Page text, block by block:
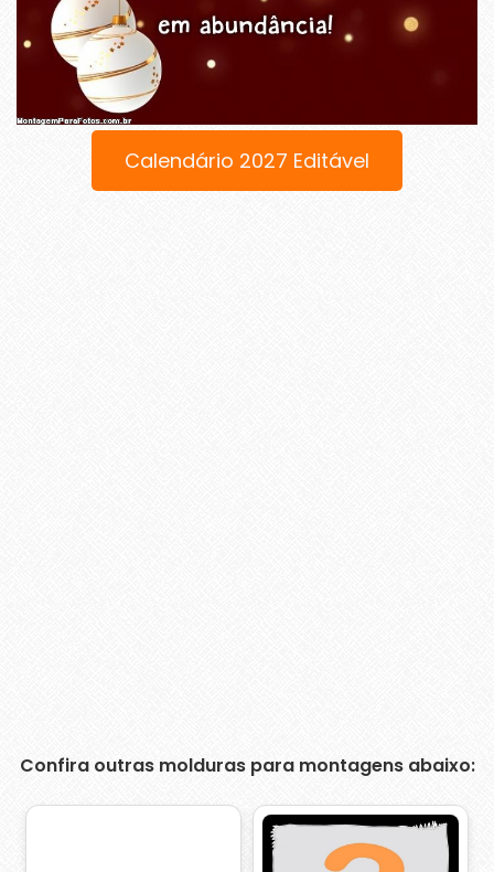
Calendário 2027 Editável
Confira outras molduras para montagens abaixo: